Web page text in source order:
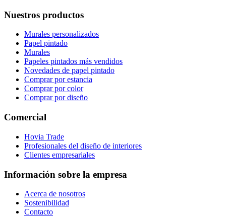
Nuestros productos
Murales personalizados
Papel pintado
Murales
Papeles pintados más vendidos
Novedades de papel pintado
Comprar por estancia
Comprar por color
Comprar por diseño
Comercial
Hovia Trade
Profesionales del diseño de interiores
Clientes empresariales
Información sobre la empresa
Acerca de nosotros
Sostenibilidad
Contacto